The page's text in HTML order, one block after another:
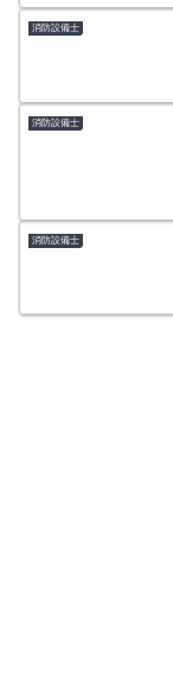
消防設備士
消防設備士
消防設備士